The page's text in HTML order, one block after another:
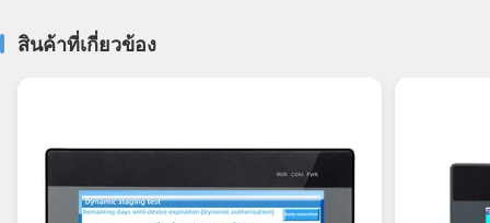
สินค้าที่เกี่ยวข้อง